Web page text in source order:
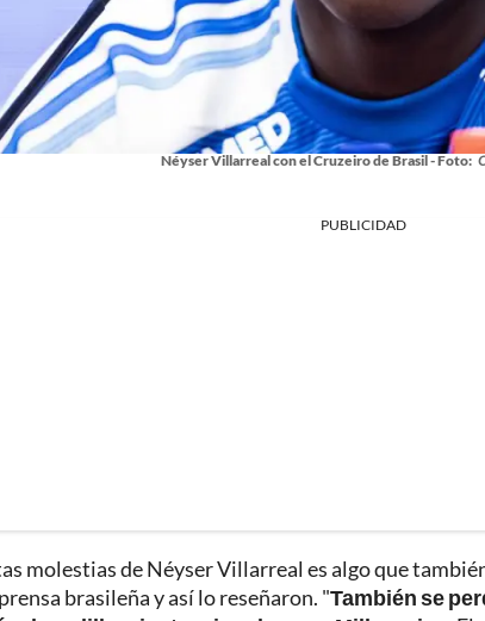
Néyser Villarreal con el Cruzeiro de Brasil - Foto:
PUBLICIDAD
molestias de Néyser Villarreal es algo que
brasileña y así lo reseñaron. "También se